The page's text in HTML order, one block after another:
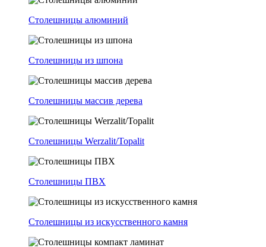
Столешницы алюминий
Столешницы из шпона
Столешницы массив дерева
Столешницы Werzalit/Topalit
Столешницы ПВХ
Столешницы из искусственного камня